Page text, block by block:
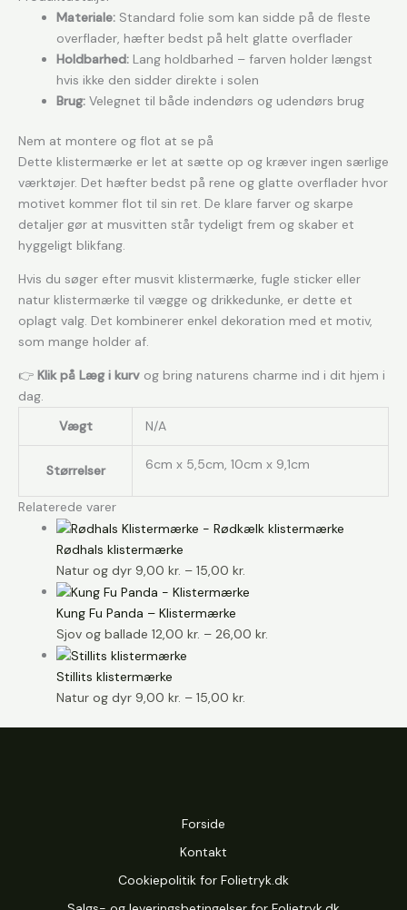
Materiale: Standard folie som kan sidde på de fleste
overflader, hæfter bedst på helt glatte overflader
Holdbarhed: Lang holdbarhed – farven holder længst
hvis ikke den sidder direkte i solen
Brug: Velegnet til både indendørs og udendørs brug
Nem at montere og flot at se på
Dette klistermærke er let at sætte op og kræver ingen særlige
værktøjer. Det hæfter bedst på rene og glatte overflader hvor
motivet kommer flot til sin ret. De klare farver og skarpe
detaljer gør at musvitten står tydeligt frem og skaber et
hyggeligt blikfang.
Hvis du søger efter musvit klistermærke, fugle sticker eller
natur klistermærke til vægge og drikkedunke, er dette et
oplagt valg. Det kombinerer enkel dekoration med et motiv,
som mange holder af.
👉 Klik på Læg i kurv og bring naturens charme ind i dit hjem i
dag.
Vægt
N/A
Størrelser 6cm x 5,5cm, 10cm x 9,1cm
Relaterede varer
Rødhals klistermærke
Natur og dyr 9,00 kr. – 15,00 kr.
9,00 kr.
15,00 kr.
Kung Fu Panda – Klistermærke
Sjov og ballade 12,00 kr. – 26,00 kr.
Stillits klistermærke
Natur og dyr 9,00 kr. – 15,00 kr.
Forside
Kontakt
Cookiepolitik for Folietryk.dk